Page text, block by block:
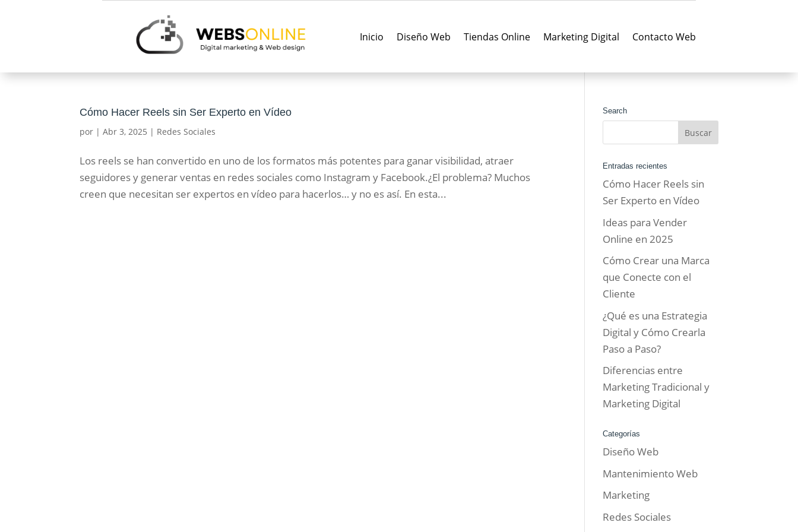
Inicio Diseño Web Tiendas Online Marketing Digital Contacto Web
Cómo Hacer Reels sin Ser Experto en Vídeo
por |Abr 3, 2025 | Redes Sociales
Los reels se han convertido en uno de los formatos más potentes para ganar visibilidad, atraer
seguidores y generar ventas en redes sociales como Instagram y Facebook.¿El problema? Muchos
creen que necesitan ser expertos en vídeo para hacerlos… y no es así. En esta...
Search
Entradas recientes
Cómo Hacer Reels sin
Ser Experto en Vídeo
Ideas para Vender
Online en 2025
Cómo Crear una Marca
que Conecte con el
Cliente
¿Qué es una Estrategia
Digital y Cómo Crearla
Paso a Paso?
Diferencias entre
Marketing Tradicional y
Marketing Digital
Categorías
Diseño Web
Mantenimiento Web
Marketing
Redes Sociales